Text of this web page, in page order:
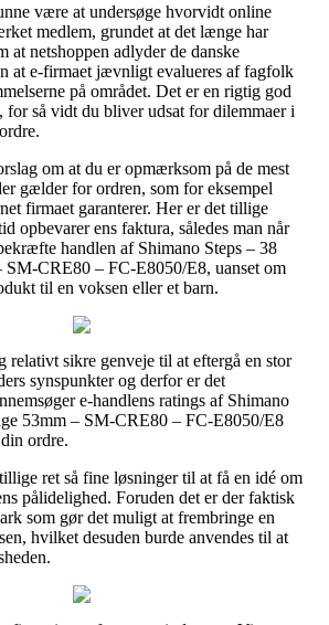
være at undersøge hvorvidt online
medlem, grundet at det længe har
at netshoppen adlyder de danske
at e-firmaet jævnligt evalueres af fagfolk
på området. Det er en rigtig god
for så vidt du bliver udsat for dilemmaer i
om at du er opmærksom på de mest
gælder for ordren, som for eksempel
firmaet garanterer. Her er det tillige
opbevarer ens faktura, således man når
handlen af Shimano Steps – 38
SM-CRE80 – FC-E8050/E8, uanset om
til en voksen eller et barn.
relativt sikre genveje til at eftergå en stor
synspunkter og derfor er det
e-handlens ratings af Shimano
53mm – SM-CRE80 – FC-E8050/E8
ordre.
ret så fine løsninger til at få en idé om
pålidelighed. Foruden det er der faktisk
som gør det muligt at frembringe en
hvilket desuden burde anvendes til at